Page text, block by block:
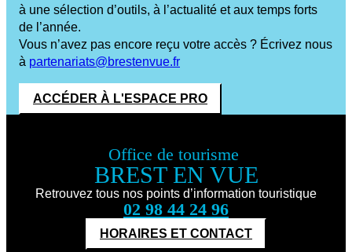
à une sélection d’outils, à l’actualité et aux temps forts
de l’année.
Vous n’avez pas encore reçu votre accès ? Écrivez nous
à partenariats@brestenvue.fr
ACCÉDER À L'ESPACE PRO
Office de tourisme
BREST EN VUE
Retrouvez tous nos points d’information touristique
02 98 44 24 96
HORAIRES ET CONTACT